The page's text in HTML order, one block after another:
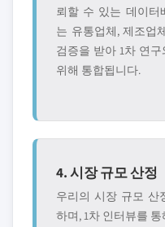
뢰할 수 있는 데이터
는 유통업체, 제조업
검증을 받아 1차 연
위해 통합됩니다.
4. 시장 규모 산정
우리의 시장 규모 산
하며, 1차 인터뷰를